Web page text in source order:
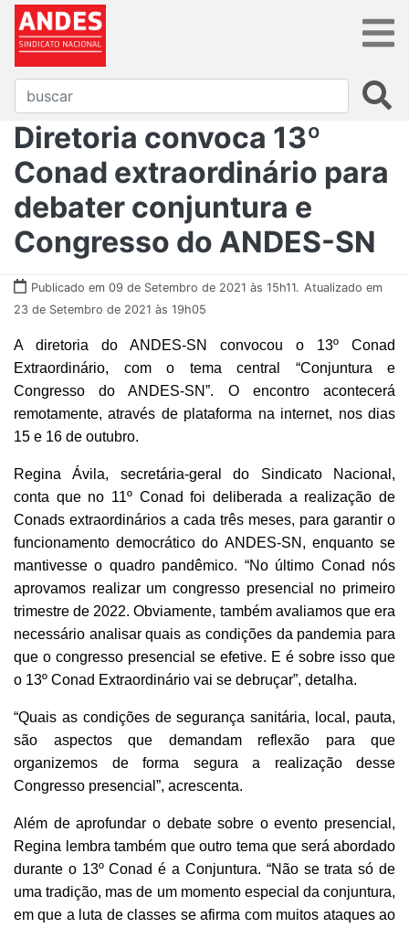
Diretoria convoca 13º
Conad extraordinário para
debater conjuntura e
Congresso do ANDES-SN
Publicado em 09 de Setembro de 2021 às 15h11. Atualizado em
23 de Setembro de 2021 às 19h05
A diretoria do ANDES-SN convocou o 13º Conad
Extraordinário, com o tema central “Conjuntura e
Congresso do ANDES-SN”. O encontro acontecerá
remotamente, através de plataforma na internet, nos dias
15 e 16 de outubro.
Regina Ávila, secretária-geral do Sindicato Nacional,
conta que no 11º Conad foi deliberada a realização de
Conads extraordinários a cada três meses, para garantir o
funcionamento democrático do ANDES-SN, enquanto se
mantivesse o quadro pandêmico. “No último Conad nós
aprovamos realizar um congresso presencial no primeiro
trimestre de 2022. Obviamente, também avaliamos que era
necessário analisar quais as condições da pandemia para
que o congresso presencial se efetive. E é sobre isso que
o 13º Conad Extraordinário vai se debruçar”, detalha.
“Quais as condições de segurança sanitária, local, pauta,
são aspectos que demandam reflexão para que
organizemos de forma segura a realização desse
Congresso presencial”, acrescenta.
Além de aprofundar o debate sobre o evento presencial,
Regina lembra também que outro tema que será abordado
durante o 13º Conad é a Conjuntura. “Não se trata só de
uma tradição, mas de um momento especial da conjuntura,
em que a luta de classes se afirma com muitos ataques ao